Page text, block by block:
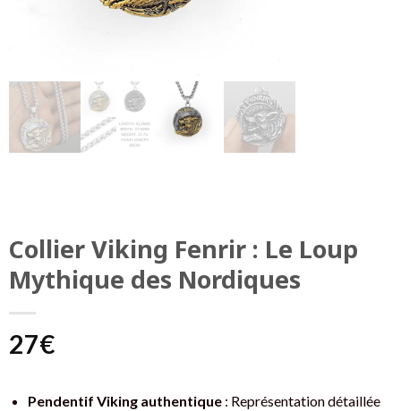
Collier Viking Fenrir : Le Loup
Mythique des Nordiques
27€
Pendentif Viking authentique: Représentation détaillée